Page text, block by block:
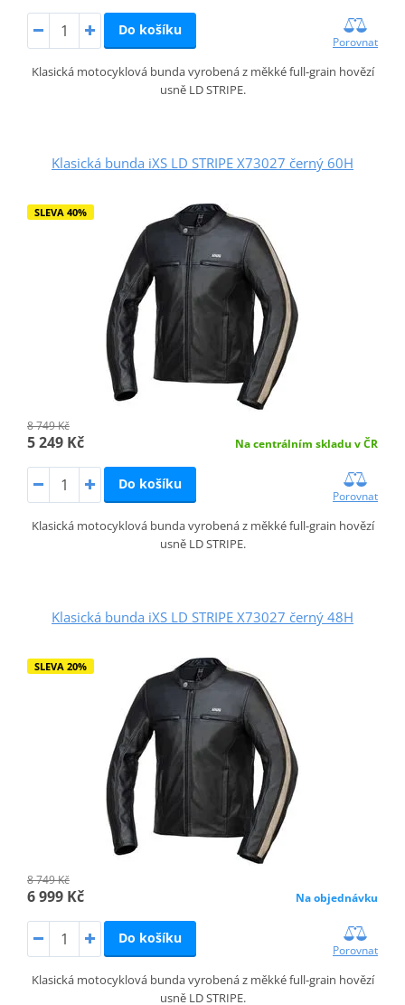
Do košíku
Porovnat
Klasická motocyklová bunda vyrobená z měkké full-grain hovězí
usně LD STRIPE.
Klasická bunda iXS LD STRIPE X73027 černý 60H
SLEVA 40%
8 749 Kč
5 249 Kč Na centrálním skladu v ČR
Do košíku
Porovnat
Klasická motocyklová bunda vyrobená z měkké full-grain hovězí
usně LD STRIPE.
Klasická bunda iXS LD STRIPE X73027 černý 48H
SLEVA 20%
8 749 Kč
6 999 Kč Na objednávku
Do košíku
Porovnat
Klasická motocyklová bunda vyrobená z měkké full-grain hovězí
usně LD STRIPE.